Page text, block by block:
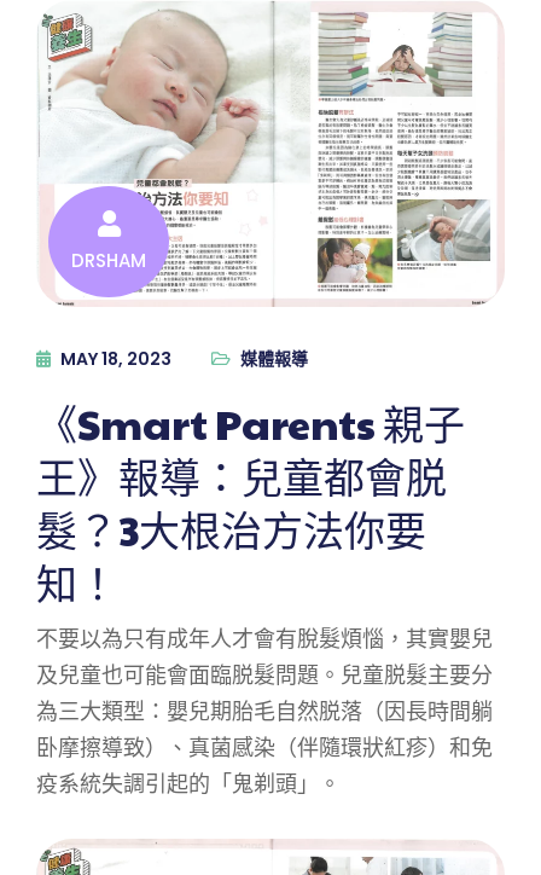
DRSHAM
MAY 18, 2023 媒體報導
《Smart Parents 親子
王》報導：兒童都會脱
髮？3大根治方法你要
知！
不要以為只有成年人才會有脫髮煩惱，其實嬰兒
及兒童也可能會面臨脱髮問題。兒童脱髮主要分
為三大類型：嬰兒期胎毛自然脱落（因長時間躺
卧摩擦導致）、真菌感染（伴隨環狀紅疹）和免
疫系統失調引起的「鬼剃頭」。